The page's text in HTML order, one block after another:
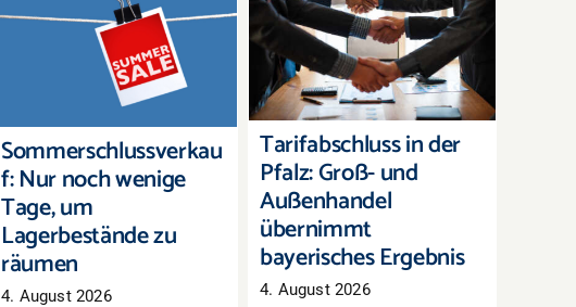
Sommerschlussverkauf:
Nur noch wenige Tage,
um Lagerbestände zu
räumen
Sommerschlussverkau
f: Nur noch wenige
Tage, um
Lagerbestände zu
räumen
4. August 2026
Tarifabschluss in der
Pfalz: Groß- und
Außenhandel
übernimmt bayerisches
Ergebnis
Tarifabschluss in der
Pfalz: Groß- und
Außenhandel
übernimmt
bayerisches Ergebnis
4. August 2026